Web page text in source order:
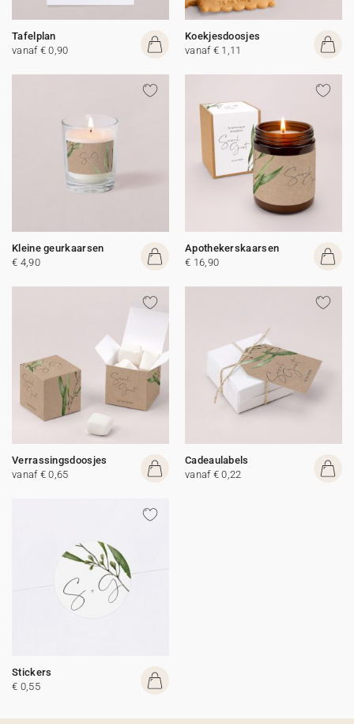
Tafelplan
vanaf € 0,90
Koekjesdoosjes
vanaf € 1,11
Kleine geurkaarsen
€ 4,90
Apothekerskaarsen
€ 16,90
Verrassingsdoosjes
vanaf € 0,65
Cadeaulabels
vanaf € 0,22
Stickers
€ 0,55